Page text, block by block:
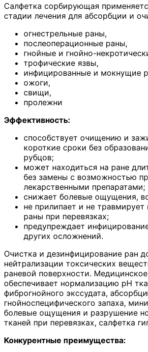
Салфетка сорбирующая
стадии лечения для абсорбции и
огнестрельные раны,
послеоперационные раны,
гнойные и гнойно-
трофические язвы,
инфицированные и мокнущие
ожоги,
свищи,
пролежни
Эффективность:
способствует очищению и
короткие сроки без
рубцов;
может находиться на ране
без замены с возможностью
лекарственными препаратами;
снижает болевые ощущения,
не прилипает и не травмирует
раны при перевязках;
предупреждает
других осложнений.
Очистка и дезинфицирование ран
нейтрализации токсических
раневой поверхности.
обеспечивает нормализацию pH
фиброгнойного экссудата,
гнойноспецифического запаха,
болевые ощущения и разрушение
тканей при перевязках, салфетка
Конкурентные преимущества: